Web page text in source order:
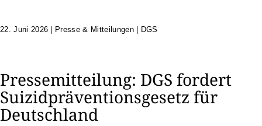
22. Juni 2026 Presse & Mitteilungen | DGS
Pressemitteilung: DGS fordert
Suizidpräventionsgesetz für
Deutschland